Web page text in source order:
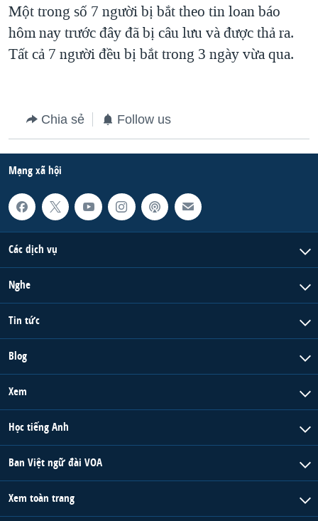
VĂN HOÁ
THỂ THAO
TRỊNH VĨNH BÌNH - NGƯỜI HẠ 'BÊN THẮNG CUỘC'
GROUND ZERO – XƯA VÀ NAY
THƯỢNG ĐỈNH TRUMP-KIM TẠI VIỆT NAM
NGƯ DÂN VIỆT VÀ LÀN SÓNG TRỘM HẢI SÂM
BÊN KIA QUỐC LỘ: TIẾNG VỌNG TỪ NÔNG THÔN MỸ
QUAN HỆ VIỆT MỸ
Ngôn ngữ khác
Một trong số 7 người bị bắt theo tin loan báo
hôm nay trước đây đã bị câu lưu và được thả ra.
Tất cả 7 người đều bị bắt trong 3 ngày vừa qua.
Chia sẻ Follow us
Mạng xã hội
Các dịch vụ
Nghe
Tin tức
Blog
Xem
Học tiếng Anh
Ban Việt ngữ đài VOA
Xem toàn trang